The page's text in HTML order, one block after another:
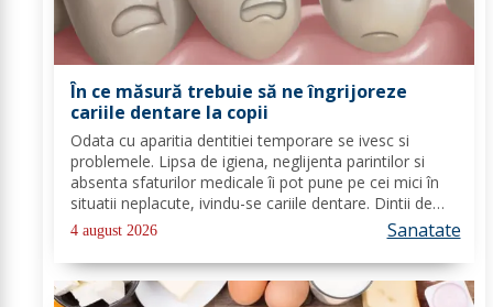
În ce măsură trebuie să ne îngrijoreze
cariile dentare la copii
Odata cu aparitia dentitiei temporare se ivesc si
problemele. Lipsa de igiena, neglijenta parintilor si
absenta sfaturilor medicale îi pot pune pe cei mici în
situatii neplacute, ivindu-se cariile dentare. Dintii de
lapte se pot caria asemenea celor permanenti,
diferenta mare este ca structura...
4 august 2026 Sanatate